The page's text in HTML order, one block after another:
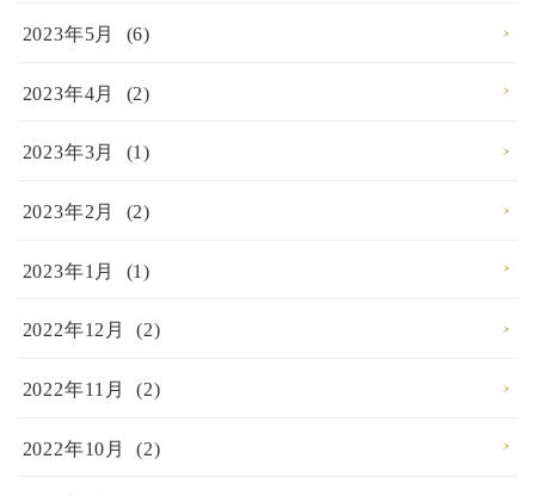
2023年5月 (6)
2023年4月 (2)
2023年3月 (1)
2023年2月 (2)
2023年1月 (1)
2022年12月 (2)
2022年11月 (2)
2022年10月 (2)